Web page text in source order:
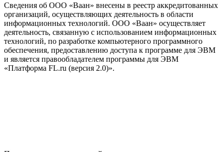
Сведения об ООО «Ваан» внесены в реестр аккредитованных
организаций, осуществляющих деятельность в области
информационных технологий. ООО «Ваан» осуществляет
деятельность, связанную с использованием информационных
технологий, по разработке компьютерного программного
обеспечения, предоставлению доступа к программе для ЭВМ
и является правообладателем программы для ЭВМ
«Платформа FL.ru (версия 2.0)».